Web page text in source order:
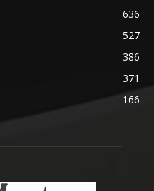
636
527
386
371
166